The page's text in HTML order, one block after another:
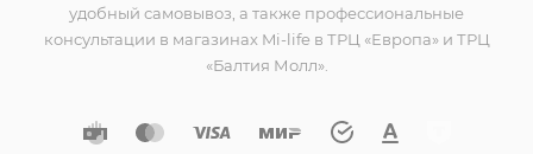
удобный самовывоз, а также профессиональные
консультации в магазинах Mi-life в ТРЦ «Европа» и ТРЦ
«Балтия Молл».